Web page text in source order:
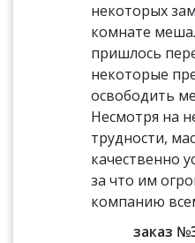
некоторых
комнате
пришлось
некоторые
освободить
Несмотря на
трудности,
качественно
за что им
компанию
заказ